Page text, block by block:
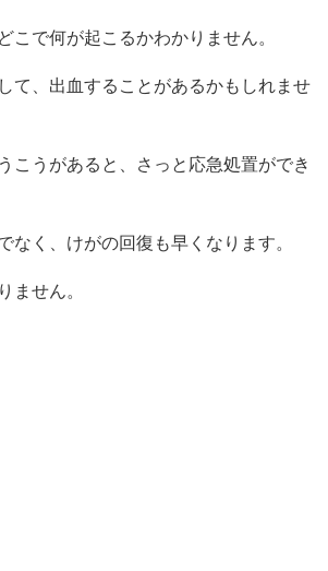
こで何が起こるかわかりません。
て、出血することがあるかもしれませ
こうがあると、さっと応急処置ができ
なく、けがの回復も早くなります。
ません。